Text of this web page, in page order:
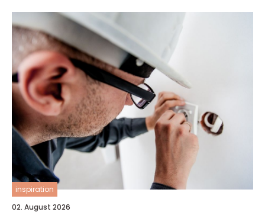
inspiration
02. August 2026